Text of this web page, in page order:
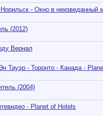
- Окно в неизведанный
(2012)
Вернал
Тауэр - Торонто - Канада -
(2004)
- Planet of Hotels